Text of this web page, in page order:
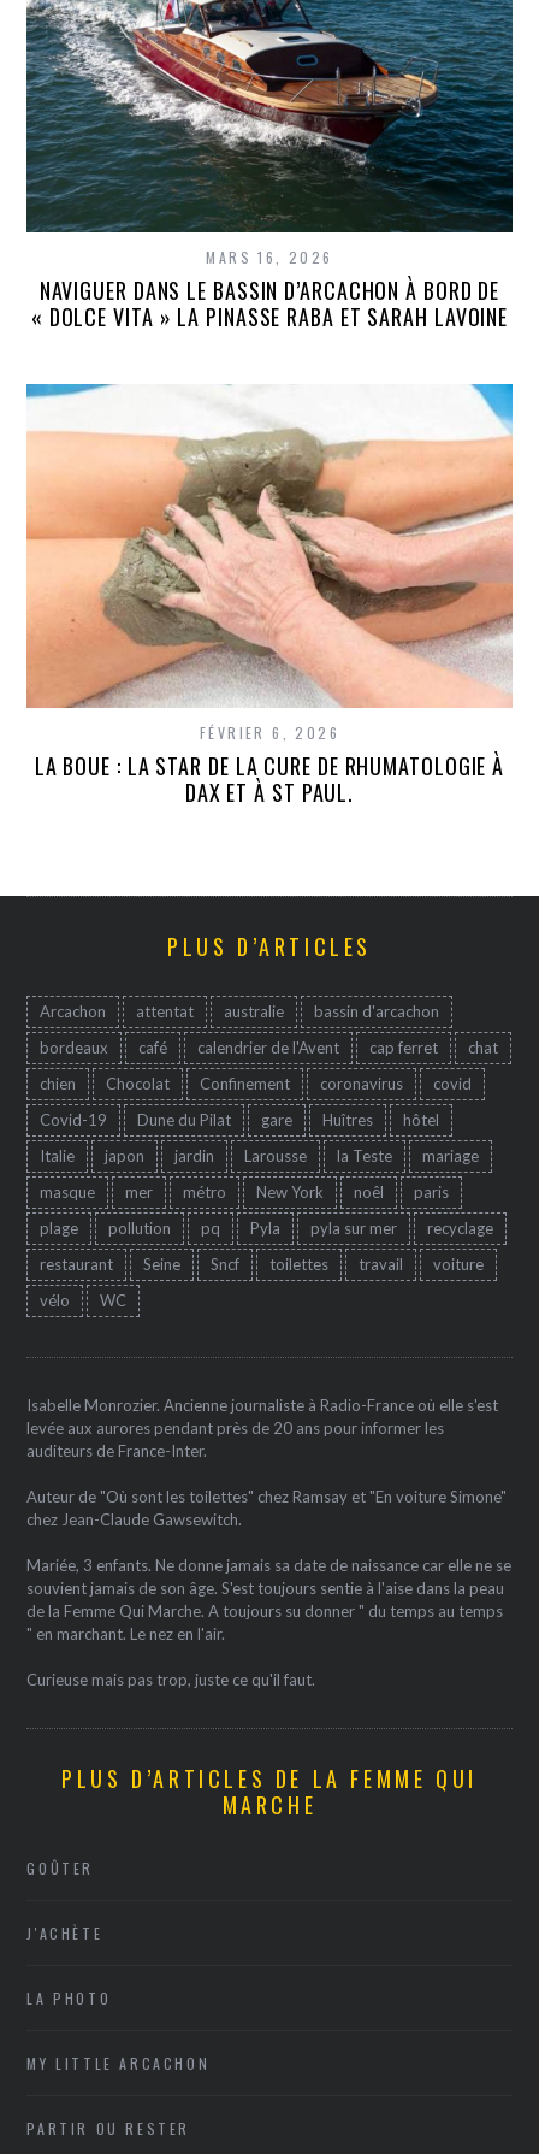
MARS 16, 2026
NAVIGUER DANS LE BASSIN D’ARCACHON À BORD DE
« DOLCE VITA » LA PINASSE RABA ET SARAH LAVOINE
FÉVRIER 6, 2026
LA BOUE : LA STAR DE LA CURE DE RHUMATOLOGIE À
DAX ET À ST PAUL.
PLUS D’ARTICLES
Arcachon attentat australie
bassin d'arcachon
bordeaux
café calendrier de l'Avent cap ferret
chat
chien
Chocolat Confinement coronavirus
covid
Covid-19
Dune du Pilat gare Huîtres
hôtel
Italie
japon jardin Larousse la Teste
mariage
masque
mer métro New York noêl
paris
plage
pollution pq Pyla pyla sur mer
recyclage
restaurant
Seine Sncf toilettes travail
voiture
vélo
WC
Isabelle Monrozier. Ancienne journaliste à Radio-France où elle s'est
levée aux aurores pendant près de 20 ans pour informer les
auditeurs de France-Inter.
Auteur de "Où sont les toilettes" chez Ramsay et "En voiture Simone"
chez Jean-Claude Gawsewitch.
Mariée, 3 enfants. Ne donne jamais sa date de naissance car elle ne se
souvient jamais de son âge. S'est toujours sentie à l'aise dans la peau
de la Femme Qui Marche. A toujours su donner " du temps au temps
" en marchant. Le nez en l'air.
Curieuse mais pas trop, juste ce qu'il faut.
PLUS D’ARTICLES DE LA FEMME QUI
MARCHE
GOÛTER
J'ACHÈTE
LA PHOTO
MY LITTLE ARCACHON
PARTIR OU RESTER